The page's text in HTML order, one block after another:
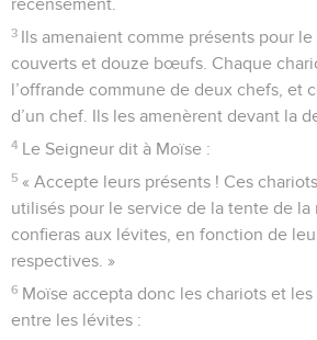
recensement.
3 Ils amenaient comme présents pour
couverts et douze bœufs. Chaque
l’offrande commune de deux chefs, et
d’un chef. Ils les amenèrent devant la
4 Le Seigneur dit à Moïse :
5 « Accepte leurs présents ! Ces
utilisés pour le service de la tente de la
confieras aux lévites, en fonction de
respectives. »
6 Moïse accepta donc les chariots et
entre les lévites :